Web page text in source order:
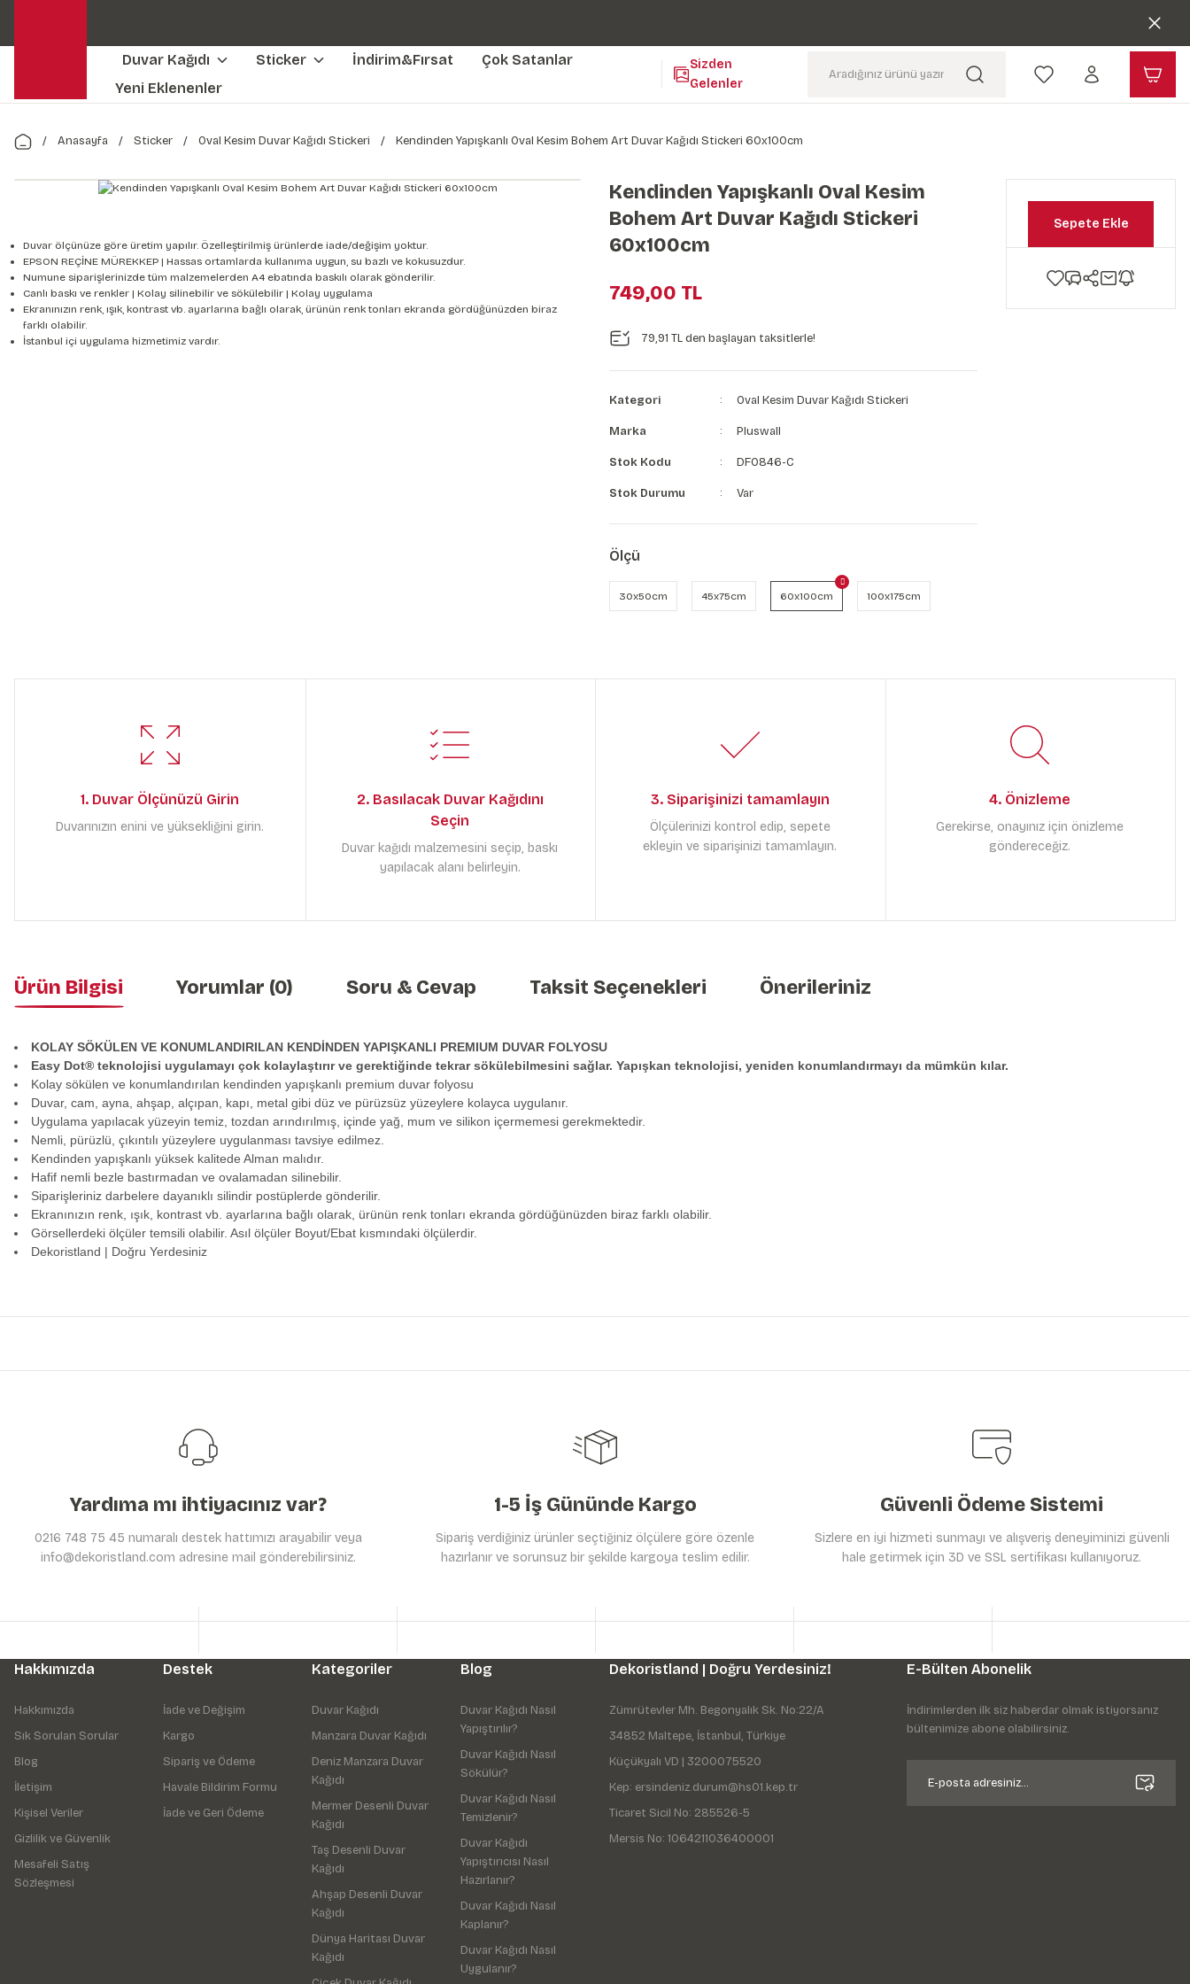
Kendinden Yapışkanlı Kolay Uygulanan Duvar Kağıtları😇
Duvar Kağıdı Sticker İndirim&Fırsat
Çok Satanlar
Yeni Eklenenler
Sizden
Gelenler
Anasayfa Sticker Oval Kesim Duvar Kağıdı Stickeri Kendinden Yapışkanlı Oval Kesim Bohem Art Duvar Kağıdı Stickeri 60x100cm
Duvar ölçünüze göre üretim yapılır. Özelleştirilmiş ürünlerde iade/değişim yoktur.
EPSON REÇİNE MÜREKKEP | Hassas ortamlarda kullanıma uygun, su bazlı ve kokusuzdur.
Numune siparişlerinizde tüm malzemelerden A4 ebatında baskılı olarak gönderilir.
Canlı baskı ve renkler | Kolay silinebilir ve sökülebilir | Kolay uygulama
Ekranınızın renk, ışık, kontrast vb. ayarlarına bağlı olarak, ürünün renk tonları ekranda gördüğünüzden biraz
farklı olabilir.
İstanbul içi uygulama hizmetimiz vardır.
Kendinden Yapışkanlı Oval Kesim
Bohem Art Duvar Kağıdı Stickeri
60x100cm
749,00 TL
79,91 TL den başlayan taksitlerle!
Kategori Oval Kesim Duvar Kağıdı Stickeri
Marka Pluswall
Stok Kodu DF0846-C
Stok Durumu Var
Ölçü
30x50cm 45x75cm 60x100cm 100x175cm
Sepete Ekle
1. Duvar Ölçünüzü Girin
Duvarınızın enini ve yüksekliğini girin.
2. Basılacak Duvar Kağıdını
Seçin
Duvar kağıdı malzemesini seçip, baskı
yapılacak alanı belirleyin.
3. Siparişinizi tamamlayın
Ölçülerinizi kontrol edip, sepete
ekleyin ve siparişinizi tamamlayın.
4. Önizleme
Gerekirse, onayınız için önizleme
göndereceğiz.
Ürün Bilgisi Yorumlar (0) Soru & Cevap Taksit Seçenekleri Önerileriniz
KOLAY SÖKÜLEN VE KONUMLANDIRILAN KENDİNDEN YAPIŞKANLI PREMIUM DUVAR FOLYOSU
Easy Dot® teknolojisi uygulamayı çok kolaylaştırır ve gerektiğinde tekrar sökülebilmesini sağlar. Yapışkan teknolojisi, yeniden konumlandırmayı da mümkün kılar.
Kolay sökülen ve konumlandırılan kendinden yapışkanlı premium duvar folyosu
Duvar, cam, ayna, ahşap, alçıpan, kapı, metal gibi düz ve pürüzsüz yüzeylere kolayca uygulanır.
Uygulama yapılacak yüzeyin temiz, tozdan arındırılmış, içinde yağ, mum ve silikon içermemesi gerekmektedir.
Nemli, pürüzlü, çıkıntılı yüzeylere uygulanması tavsiye edilmez.
Kendinden yapışkanlı yüksek kalitede Alman malıdır.
Hafif nemli bezle bastırmadan ve ovalamadan silinebilir.
Siparişleriniz darbelere dayanıklı silindir postüplerde gönderilir.
Ekranınızın renk, ışık, kontrast vb. ayarlarına bağlı olarak, ürünün renk tonları ekranda gördüğünüzden biraz farklı olabilir.
Görsellerdeki ölçüler temsili olabilir. Asıl ölçüler Boyut/Ebat kısmındaki ölçülerdir.
Dekoristland | Doğru Yerdesiniz
Bu ürüne benzer farklı alternatifler olmalı.
Gönder
Yardıma mı ihtiyacınız var?
0216 748 75 45 numaralı destek hattımızı arayabilir veya
info@dekoristland.com adresine mail gönderebilirsiniz.
1-5 İş Gününde Kargo
Sipariş verdiğiniz ürünler seçtiğiniz ölçülere göre özenle
hazırlanır ve sorunsuz bir şekilde kargoya teslim edilir.
Güvenli Ödeme Sistemi
Sizlere en iyi hizmeti sunmayı ve alışveriş deneyiminizi güvenli
hale getirmek için 3D ve SSL sertifikası kullanıyoruz.
Hakkımızda
Hakkımızda
Sık Sorulan Sorular
Blog
İletişim
Kişisel Veriler
Gizlilik ve Güvenlik
Mesafeli Satış
Sözleşmesi
Destek
İade ve Değişim
Kargo
Sipariş ve Ödeme
Havale Bildirim Formu
İade ve Geri Ödeme
Kategoriler
Duvar Kağıdı
Manzara Duvar Kağıdı
Deniz Manzara Duvar
Kağıdı
Mermer Desenli Duvar
Kağıdı
Taş Desenli Duvar
Kağıdı
Ahşap Desenli Duvar
Kağıdı
Dünya Haritası Duvar
Kağıdı
Blog
Duvar Kağıdı Nasıl
Yapıştırılır?
Duvar Kağıdı Nasıl
Sökülür?
Duvar Kağıdı Nasıl
Temizlenir?
Duvar Kağıdı
Yapıştırıcısı Nasıl
Hazırlanır?
Duvar Kağıdı Nasıl
Kaplanır?
Duvar Kağıdı Nasıl
Uygulanır?
Dekoristland | Doğru Yerdesiniz!
Zümrütevler Mh. Begonyalık Sk. No:22/A
34852 Maltepe, İstanbul, Türkiye
Küçükyalı VD | 3200075520
Kep: ersindeniz.durum@hs01.kep.tr
Ticaret Sicil No: 285526-5
Mersis No: 1064211036400001
E-Bülten Abonelik
İndirimlerden ilk siz haberdar olmak istiyorsanız
bültenimize abone olabilirsiniz.